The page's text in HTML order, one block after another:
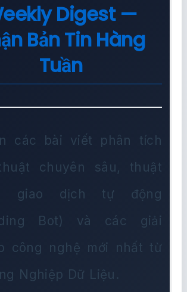
Digest —
Bản Tin Hàng
Tuần
các bài viết phân tích
chuyên sâu, thuật
giao dịch tự động
Bot) và các giải
công nghệ mới nhất từ
Nghiệp Dữ Liệu.